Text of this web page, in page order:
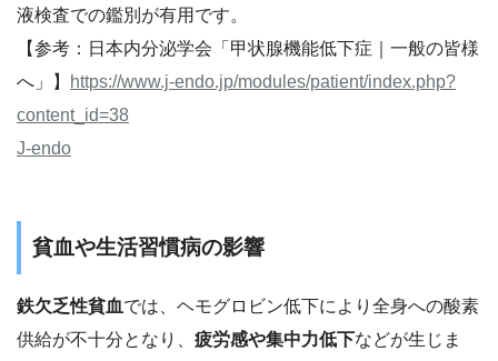
液検査での鑑別が有用です。
【参考：日本内分泌学会「甲状腺機能低下症｜一般の皆様
へ」】
https://www.j-endo.jp/modules/patient/index.php?
content_id=38
J-endo
貧血や生活習慣病の影響
鉄欠乏性貧血では、ヘモグロビン低下により全身への酸素
供給が不十分となり、 疲労感や集中力低下などが生じま